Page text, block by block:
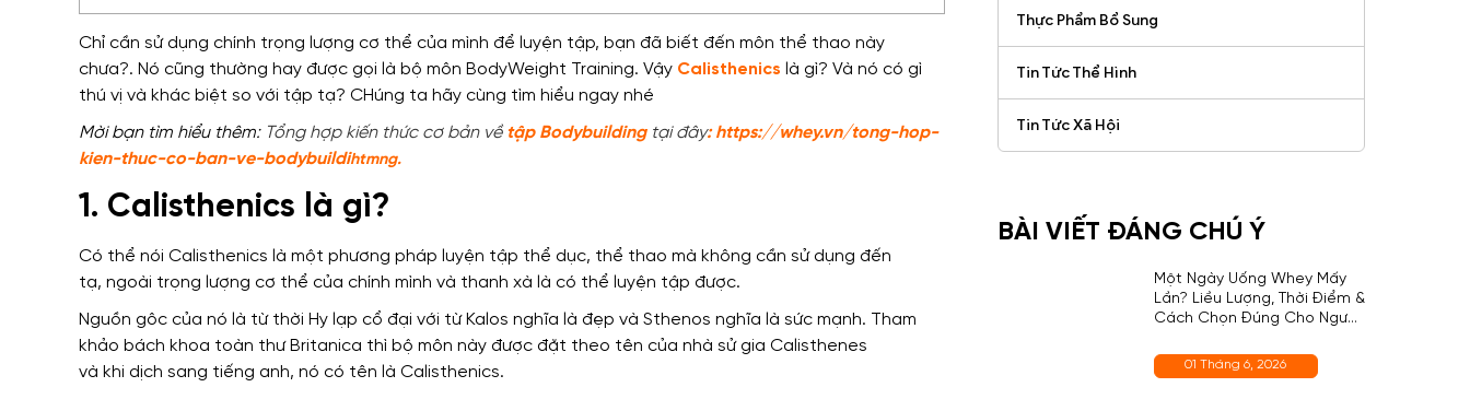
Chỉ cần sử dụng chính trọng lượng cơ thể của mình để luyện tập, bạn đã biết đến môn thể thao này
chưa?. Nó cũng thường hay được gọi là bộ môn BodyWeight Training. Vậy Calisthenics là gì? Và nó có gì
thú vị và khác biệt so với tập tạ? CHúng ta hãy cùng tìm hiểu ngay nhé
Mời bạn tìm hiểu thêm: Tổng hợp kiến thức cơ bản về tập Bodybuilding tại đây:https://whey.vn/tong-hop-
kien-thuc-co-ban-ve-bodybuildihtmng.
1. Calisthenics là gì?
Có thể nói Calisthenics là một phương pháp luyện tập thể dục, thể thao mà không cần sử dụng đến
tạ, ngoài trọng lượng cơ thể của chính mình và thanh xà là có thể luyện tập được.
Nguồn gôc của nó là từthời Hy lạp cổ đại với từ Kalos nghĩa là đẹp và Sthenos nghĩa là sức mạnh. Tham
khảo bách khoa toàn thư Britanica thì bộ môn này được đặt theo tên của nhà sử gia Calisthenes
và khi dịch sang tiếng anh, nó có tên là Calisthenics.
Thực Phẩm Bổ Sung
Tin Tức Thể Hình
Tin Tức Xã Hội
BÀI VIẾT ĐÁNG CHÚ Ý
Một Ngày Uống Whey Mấy
Lần? Liều Lượng, Thời Điểm &
Cách Chọn Đúng Cho Người
01 Tháng 6, 2026